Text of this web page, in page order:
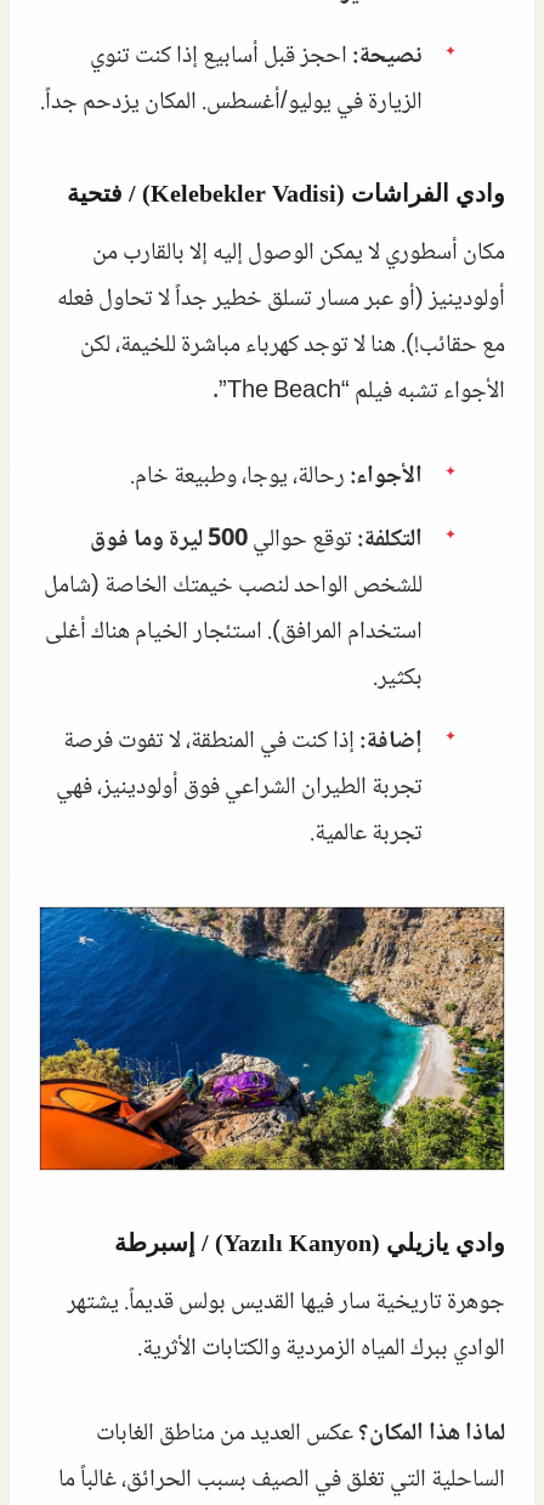
نصيحة:احجز قبل أسابيع إذا كنت تنوي
الزيارة في يوليو/أغسطس. المكان يزدحم جداً.
وادي الفراشات (Kelebekler Vadisi) / فتحية
مكان أسطوري لا يمكن الوصول إليه إلا بالقارب من
أولودينيز (أو عبر مسار تسلق خطير جداً لا تحاول فعله
مع حقائب!). هنا لا توجد كهرباء مباشرة للخيمة، لكن
الأجواء تشبه فيلم “The Beach”.
الأجواء:رحالة، يوجا، وطبيعة خام.
التكلفة:توقع حوالي500 ليرة وما فوق
للشخص الواحد لنصب خيمتك الخاصة (شامل
استخدام المرافق). استئجار الخيام هناك أغلى
بكثير.
إضافة:إذا كنت في المنطقة، لا تفوت فرصة
تجربة الطيران الشراعي فوق أولودينيز، فهي
تجربة عالمية.
وادي يازيلي (Yazılı Kanyon) / إسبرطة
جوهرة تاريخية سار فيها القديس بولس قديماً. يشتهر
الوادي ببرك المياه الزمردية والكتابات الأثرية.
لماذا هذا المكان؟عكس العديد من مناطق الغابات
الساحلية التي تغلق في الصيف بسبب الحرائق، غالباً ما